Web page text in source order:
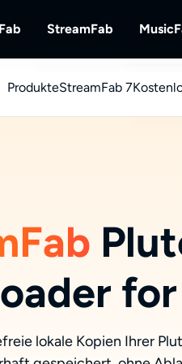
DVDFab
StreamFab
StreamFab
Streaming-
ProdukteStreamFab 7
lokale Kopien Ihrer